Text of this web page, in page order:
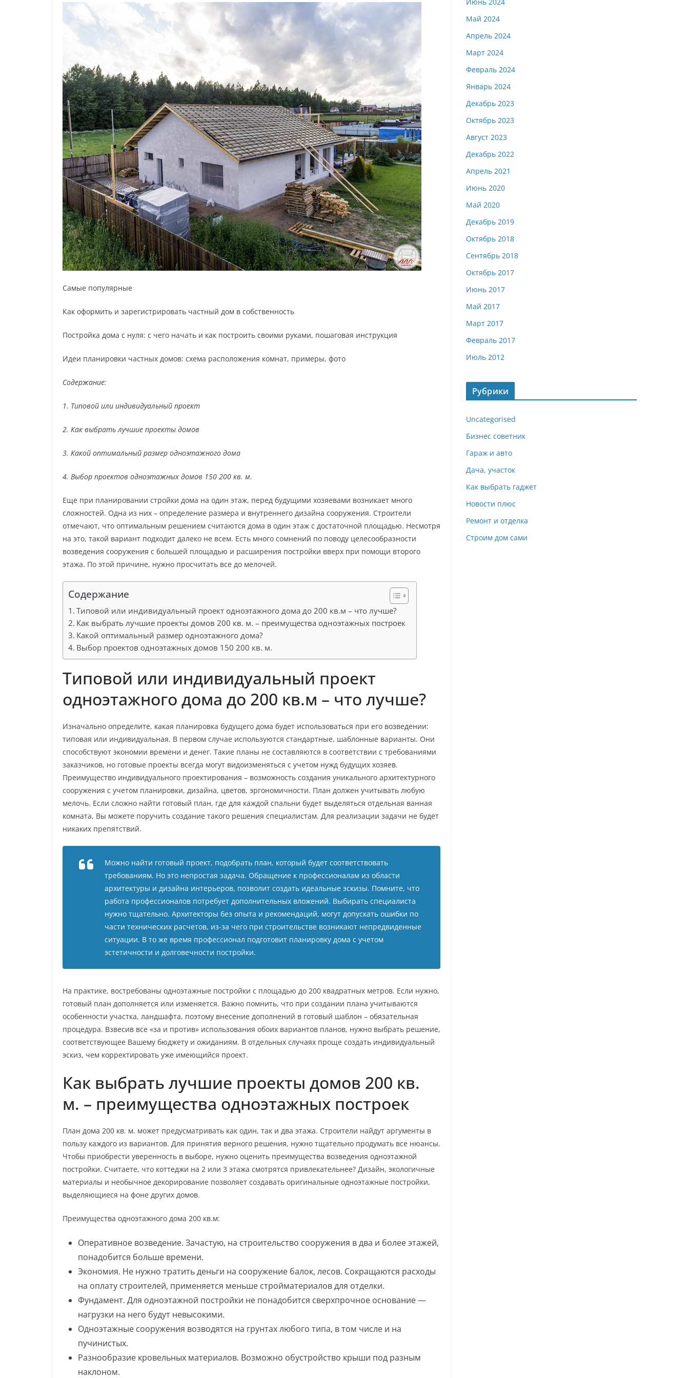
Самые популярные
Как оформить и зарегистрировать частный дом в собственность
Постройка дома с нуля: с чего начать и как построить своими руками, пошаговая инструкция
Идеи планировки частных домов: схема расположения комнат, примеры, фото
Содержание:
1. Типовой или индивидуальный проект
2. Как выбрать лучшие проекты домов
3. Какой оптимальный размер одноэтажного дома
4. Выбор проектов одноэтажных домов 150 200 кв. м.
Еще при планировании стройки дома на один этаж, перед будущими хозяевами возникает много
сложностей. Одна из них – определение размера и внутреннего дизайна сооружения. Строители
отмечают, что оптимальным решением считаются дома в один этаж с достаточной площадью. Несмотря
на это, такой вариант подходит далеко не всем. Есть много сомнений по поводу целесообразности
возведения сооружения с большей площадью и расширения постройки вверх при помощи второго
этажа. По этой причине, нужно просчитать все до мелочей.
Содержание
Типовой или индивидуальный проект одноэтажного дома до 200 кв.м – что лучше?
Как выбрать лучшие проекты домов 200 кв. м. – преимущества одноэтажных построек
Какой оптимальный размер одноэтажного дома?
Выбор проектов одноэтажных домов 150 200 кв. м.
Типовой или индивидуальный проект
одноэтажного дома до 200 кв.м – что лучше?
Изначально определите, какая планировка будущего дома будет использоваться при его возведении:
типовая или индивидуальная. В первом случае используются стандартные, шаблонные варианты. Они
способствуют экономии времени и денег. Такие планы не составляются в соответствии с требованиями
заказчиков, но готовые проекты всегда могут видоизменяться с учетом нужд будущих хозяев.
Преимущество индивидуального проектирования – возможность создания уникального архитектурного
сооружения с учетом планировки, дизайна, цветов, эргономичности. План должен учитывать любую
мелочь. Если сложно найти готовый план, где для каждой спальни будет выделяться отдельная ванная
комната, Вы можете поручить создание такого решения специалистам. Для реализации задачи не будет
никаких препятствий.
Можно найти готовый проект, подобрать план, который будет соответствовать
требованиям. Но это непростая задача. Обращение к профессионалам из области
архитектуры и дизайна интерьеров, позволит создать идеальные эскизы. Помните, что
работа профессионалов потребует дополнительных вложений. Выбирать специалиста
нужно тщательно. Архитекторы без опыта и рекомендаций, могут допускать ошибки по
части технических расчетов, из-за чего при строительстве возникают непредвиденные
ситуации. В то же время профессионал подготовит планировку дома с учетом
эстетичности и долговечности постройки.
На практике, востребованы одноэтажные постройки с площадью до 200 квадратных метров. Если нужно,
готовый план дополняется или изменяется. Важно помнить, что при создании плана учитываются
особенности участка, ландшафта, поэтому внесение дополнений в готовый шаблон – обязательная
процедура. Взвесив все «за и против» использования обоих вариантов планов, нужно выбрать решение,
соответствующее Вашему бюджету и ожиданиям. В отдельных случаях проще создать индивидуальный
эскиз, чем корректировать уже имеющийся проект.
Как выбрать лучшие проекты домов 200 кв.
м. – преимущества одноэтажных построек
План дома 200 кв. м. может предусматривать как один, так и два этажа. Строители найдут аргументы в
пользу каждого из вариантов. Для принятия верного решения, нужно тщательно продумать все нюансы.
Чтобы приобрести уверенность в выборе, нужно оценить преимущества возведения одноэтажной
постройки. Считаете, что коттеджи на 2 или 3 этажа смотрятся привлекательнее? Дизайн, экологичные
материалы и необычное декорирование позволяет создавать оригинальные одноэтажные постройки,
выделяющиеся на фоне других домов.
Преимущества одноэтажного дома 200 кв.м:
Оперативное возведение. Зачастую, на строительство сооружения в два и более этажей,
понадобится больше времени.
Экономия. Не нужно тратить деньги на сооружение балок, лесов. Сокращаются расходы
на оплату строителей, применяется меньше стройматериалов для отделки.
Фундамент. Для одноэтажной постройки не понадобится сверхпрочное основание —
нагрузки на него будут невысокими.
Одноэтажные сооружения возводятся на грунтах любого типа, в том числе и на
пучинистых.
Разнообразие кровельных материалов. Возможно обустройство крыши под разным
наклоном.
Май 2024
Апрель 2024
Март 2024
Февраль 2024
Январь 2024
Декабрь 2023
Октябрь 2023
Август 2023
Декабрь 2022
Апрель 2021
Июнь 2020
Май 2020
Декабрь 2019
Октябрь 2018
Сентябрь 2018
Октябрь 2017
Июнь 2017
Май 2017
Март 2017
Февраль 2017
Июль 2012
Рубрики
Uncategorised
Бизнес советник
Гараж и авто
Дача, участок
Как выбрать гаджет
Новости плюс
Ремонт и отделка
Строим дом сами